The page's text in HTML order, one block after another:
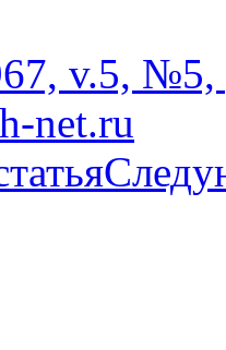
v.5, №5,
net.ru